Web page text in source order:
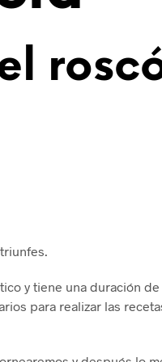
y tiene una duración
para realizar las